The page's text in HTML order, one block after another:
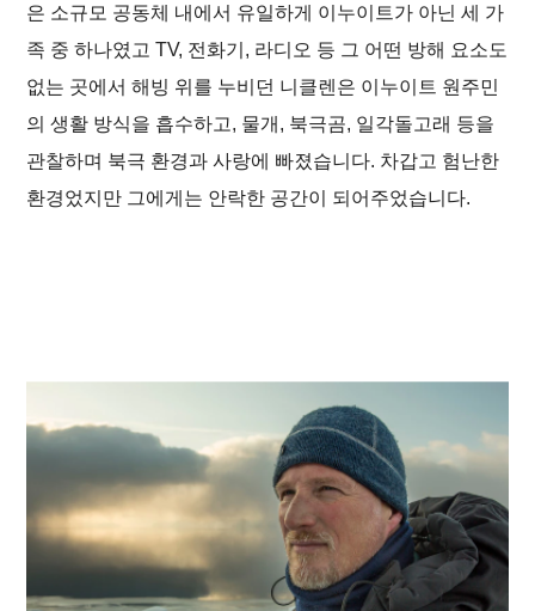
메
인
컨
텐
츠
동
바
닥
글
로
이
동
은 소규모 공동체 내에서 유일하게 이누이트가 아닌 세 가
족 중 하나였고 TV, 전화기, 라디오 등 그 어떤 방해 요소도
없는 곳에서 해빙 위를 누비던 니클렌은 이누이트 원주민
의 생활 방식을 흡수하고, 물개, 북극곰, 일각돌고래 등을
관찰하며 북극 환경과 사랑에 빠졌습니다. 차갑고 험난한
환경었지만 그에게는 안락한 공간이 되어주었습니다.